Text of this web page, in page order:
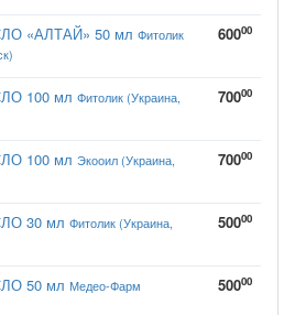
«АЛТАЙ» 50 мл Фитолик
60000
100 мл Фитолик (Украина,
70000
100 мл Экооил (Украина,
70000
30 мл Фитолик (Украина,
50000
50 мл Медео-Фарм
50000